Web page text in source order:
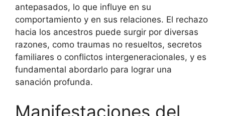
antepasados, lo que influye en su
comportamiento y en sus relaciones. El rechazo
hacia los ancestros puede surgir por diversas
razones, como traumas no resueltos, secretos
familiares o conflictos intergeneracionales, y es
fundamental abordarlo para lograr una
sanación profunda.
Manifestaciones del